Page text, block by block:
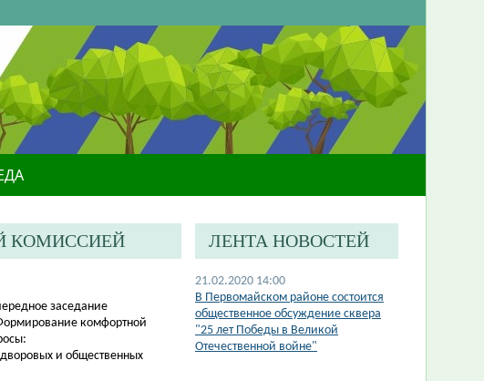
КОМИССИЕЙ
заседание
комфортной
и общественных
ЛЕНТА НОВОСТЕЙ
21.02.2020 14:00
В Первомайском районе состоится
общественное обсуждение сквера
"25 лет Победы в Великой
Отечественной войне"